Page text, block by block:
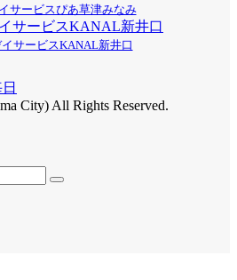
サービスぴあ草津みなみ
サービスKANAL新井口
City) All Rights Reserved.